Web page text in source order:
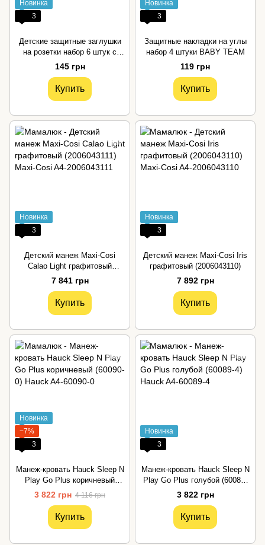
Новинка
3
Детские защитные заглушки
на розетки набор 6 штук с
ключом BABY TEAM
145 грн
Купить
Новинка
3
Защитные накладки на углы
набор 4 штуки BABY TEAM
119 грн
Купить
Новинка
3
Детский манеж Maxi-Cosi
Calao Light графитовый
(2006043111)
7 841 грн
Купить
Новинка
3
Детский манеж Maxi-Cosi Iris
графитовый (2006043110)
7 892 грн
Купить
Новинка
−7%
3
Манеж-кровать Hauck Sleep N
Play Go Plus коричневый
(60090-0)
3 822 грн 4 116 грн
Купить
Новинка
3
Манеж-кровать Hauck Sleep N
Play Go Plus голубой (60089-
4)
3 822 грн
Купить